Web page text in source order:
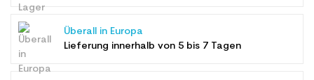
Überall in Europa
Lieferung innerhalb von 5 bis 7 Tagen